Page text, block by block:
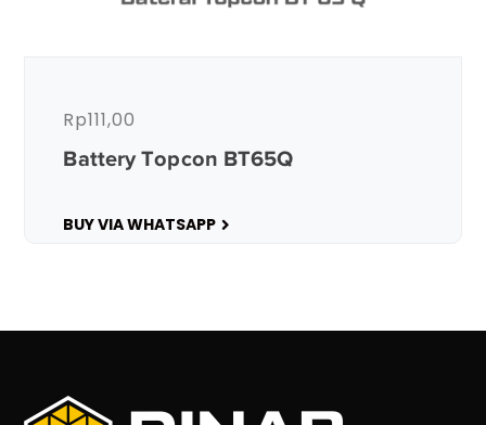
Battery Topcon BT65Q
Rp111,00
BUY VIA WHATSAPP